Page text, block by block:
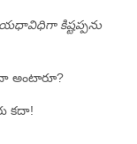
యధావిధిగా కిష్టప్పను
అంటారూ?
కదా!